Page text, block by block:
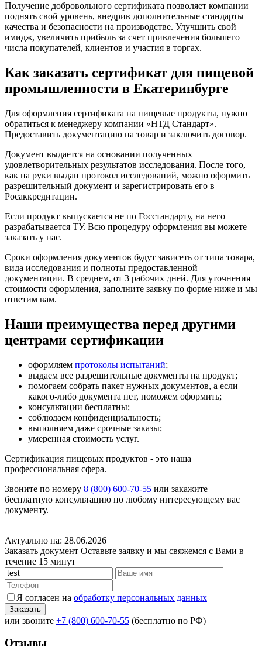
Получение добровольного сертификата позволяет компании
поднять свой уровень, внедрив дополнительные стандарты
качества и безопасности на производстве. Улучшить свой
имидж, увеличить прибыль за счет привлечения большего
числа покупателей, клиентов и участия в торгах.
Как заказать сертификат для пищевой
промышленности в Екатеринбурге
Для оформления сертификата на пищевые продукты, нужно
обратиться к менеджеру компании «НТД Стандарт».
Предоставить документацию на товар и заключить договор.
Документ выдается на основании полученных
удовлетворительных результатов исследования. После того,
как на руки выдан протокол исследований, можно оформить
разрешительный документ и зарегистрировать его в
Росаккредитации.
Если продукт выпускается не по Госстандарту, на него
разрабатывается ТУ. Всю процедуру оформления вы можете
заказать у нас.
Сроки оформления документов будут зависеть от типа товара,
вида исследования и полноты предоставленной
документации. В среднем, от 3 рабочих дней. Для уточнения
стоимости оформления, заполните заявку по форме ниже и мы
ответим вам.
Наши преимущества перед другими
центрами сертификации
оформляем протоколы испытаний;
выдаем все разрешительные документы на продукт;
помогаем собрать пакет нужных документов, а если
какого-либо документа нет, поможем оформить;
консультации бесплатны;
соблюдаем конфиденциальность;
выполняем даже срочные заказы;
умеренная стоимость услуг.
Сертификация пищевых продуктов - это наша
профессиональная сфера.
Звоните по номеру 8 (800) 600-70-55 или закажите
бесплатную консультацию по любому интересующему вас
документу.
Актуально на: 28.06.2026
Заказать документ Оставьте заявку и мы свяжемся с Вами в
течение 15 минут
Я согласен на обработку персональных данных
или звоните +7 (800) 600-70-55 (бесплатно по РФ)
Отзывы